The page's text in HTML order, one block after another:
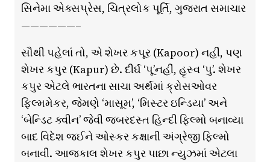
સિનેમા એક્સપ્રેસ, ચિત્રલોક પૂર્તિ, ગુજરાત સમાચાર
——————–
સૌથી પહેલાં તો, એ શેખર કપૂર (Kapoor) નહીં, પણ
શેખર કપુર (Kapur) છે. દીર્ઘ ‘પૂ’નહીં, હૃસ્વ ‘પુ’. શેખર
કપુર એટલે ભારતના સાચા અર્થમાં ક્રોસઓવર
ફિલ્મમેકર, જેમણે ‘માસૂમ’, ‘મિસ્ટર ઇન્ડિયા’ અને
‘બેન્ડિટ ક્વીન’ જેવી જબરદસ્ત હિન્દી ફિલ્મો બનાવ્યા
બાદ વિદેશ જઈને ઓસ્કર કક્ષાની અંગ્રેજી ફિલ્મો
બનાવી. આજકાલ શેખર કપુર પાછા ન્યુઝમાં એટલા